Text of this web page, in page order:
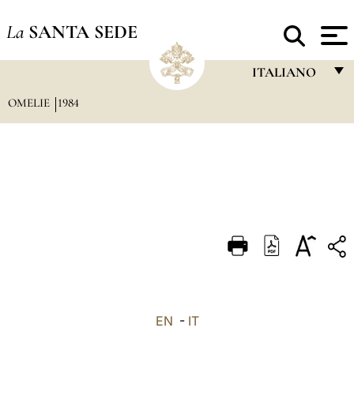
La SANTA SEDE
ITALIANO
DEUTSCH
OMELIE 1984
EN - IT